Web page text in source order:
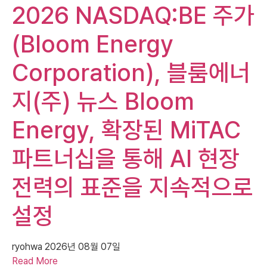
2026 NASDAQ:BE 주가
(Bloom Energy
Corporation), 블룸에너
지(주) 뉴스 Bloom
Energy, 확장된 MiTAC
파트너십을 통해 AI 현장
전력의 표준을 지속적으로
설정
ryohwa 2026년 08월 07일
Read More